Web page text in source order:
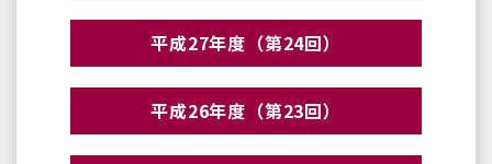
平成27年度（第24回）
平成26年度（第23回）